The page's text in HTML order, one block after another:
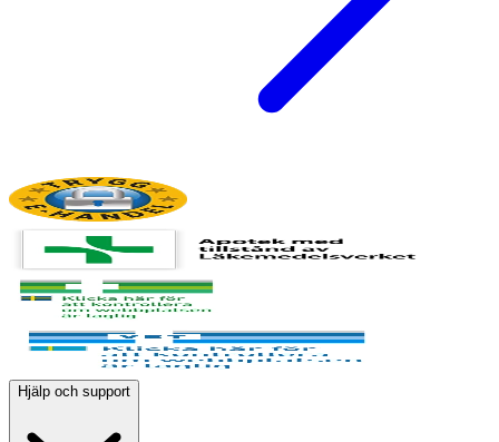
Hjälp och support